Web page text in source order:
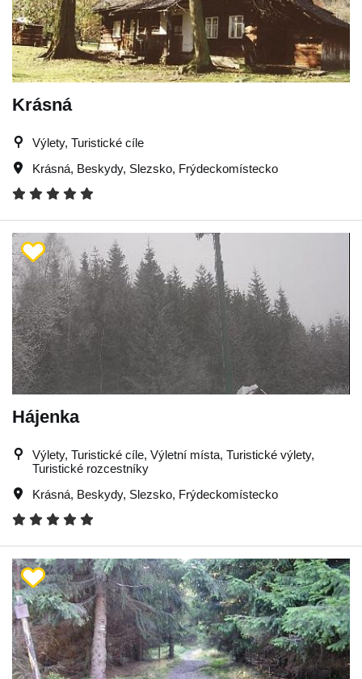
Krásná
Výlety, Turistické cíle
Krásná, Beskydy, Slezsko, Frýdeckomístecko
Hájenka
Výlety, Turistické cíle, Výletní místa, Turistické výlety,
Turistické rozcestníky
Krásná, Beskydy, Slezsko, Frýdeckomístecko